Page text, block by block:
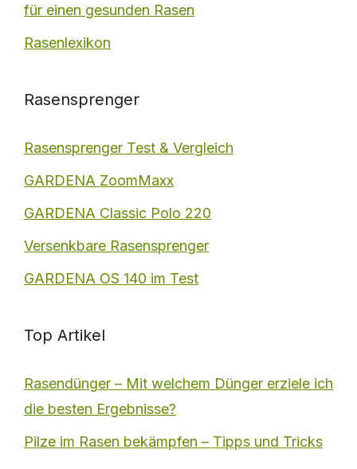
für einen gesunden Rasen
Rasenlexikon
Rasensprenger
Rasensprenger Test & Vergleich
GARDENA ZoomMaxx
GARDENA Classic Polo 220
Versenkbare Rasensprenger
GARDENA OS 140 im Test
Top Artikel
Rasendünger – Mit welchem Dünger erziele ich
die besten Ergebnisse?
Pilze im Rasen bekämpfen – Tipps und Tricks